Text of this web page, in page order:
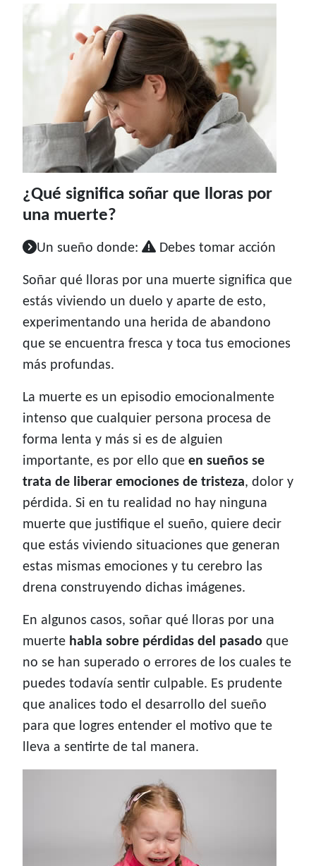
¿Qué significa soñar que lloras por
una muerte?
Un sueño donde: Debes tomar acción
Soñar qué lloras por una muerte significa que
estás viviendo un duelo y aparte de esto,
experimentando una herida de abandono
que se encuentra fresca y toca tus emociones
más profundas.
La muerte es un episodio emocionalmente
intenso que cualquier persona procesa de
forma lenta y más si es de alguien
importante, es por ello que en sueños se
trata de liberar emociones de tristeza, dolor y
pérdida. Si en tu realidad no hay ninguna
muerte que justifique el sueño, quiere decir
que estás viviendo situaciones que generan
estas mismas emociones y tu cerebro las
drena construyendo dichas imágenes.
En algunos casos, soñar qué lloras por una
muerte habla sobre pérdidas del pasado que
no se han superado o errores de los cuales te
puedes todavía sentir culpable. Es prudente
que analices todo el desarrollo del sueño
para que logres entender el motivo que te
lleva a sentirte de tal manera.